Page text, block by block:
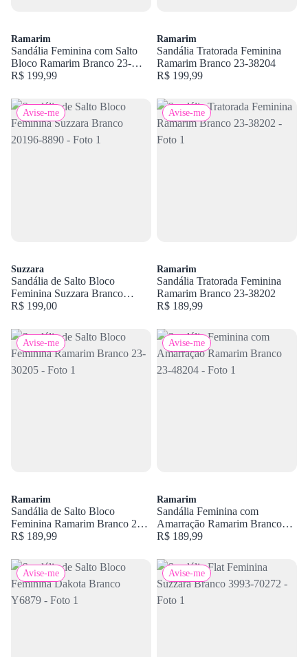
Ramarim
Sandália Feminina com Salto
Bloco Ramarim Branco 23-
54225
R$ 199,99
Ramarim
Sandália Tratorada Feminina
Ramarim Branco 23-38204
R$ 199,99
Avise-me
Suzzara
Sandália de Salto Bloco
Feminina Suzzara Branco
20196-8890
R$ 199,00
Avise-me
Ramarim
Sandália Tratorada Feminina
Ramarim Branco 23-38202
R$ 189,99
Avise-me
Ramarim
Sandália de Salto Bloco
Feminina Ramarim Branco 23-
30205
R$ 189,99
Avise-me
Ramarim
Sandália Feminina com
Amarração Ramarim Branco
23-48204
R$ 189,99
Avise-me Avise-me